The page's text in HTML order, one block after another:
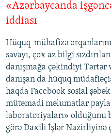
«Azərbaycanda
iddiası
Hüquq-mühafizə
savayı, çox az bilgi
danışmağa çəkindiyi Tərtər
danışan da hüquq
haqda Facebook sosial
mütəmadi məlumatlar
laboratoriyaları» olduğunu
görə Daxili İşlər Nazirliyinə